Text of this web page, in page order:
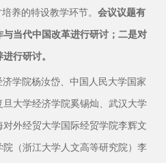
养的特设教学环节。 会议议题有
当代中国改革进行研讨；二是对
行研讨。
学院杨汝岱、中国人民大学国家
大学经济学院奚锡灿、武汉大学
外经贸大学国际经贸学院李辉文
（浙江大学人文高等研究院）李